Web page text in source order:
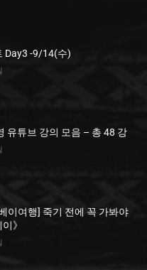
Day3 -9/14(수)
유튜브 강의 모음 – 총 48 강
이여행] 죽기 전에 꼭 가봐야
》